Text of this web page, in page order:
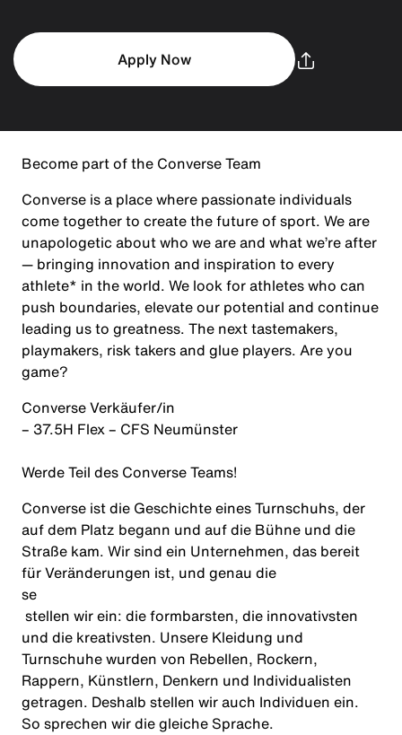
Apply Now
Become part of the Converse Team
Converse is a place where passionate individuals
come together to create the future of sport. We are
unapologetic about who we are and what we’re after
— bringing innovation and inspiration to every
athlete* in the world. We look for athletes who can
push boundaries, elevate our potential and continue
leading us to greatness. The next tastemakers,
playmakers, risk takers and glue players. Are you
game?
ConverseVerkäufer/in
– 37.5H Flex – CFS Neumünster
Werde Teil des Converse Teams!
Converse ist die Geschichte eines Turnschuhs, der
auf dem Platz begann und auf die Bühne und die
Straße kam. Wir sind ein Unternehmen, das bereit
für Veränderungen ist, und genau die
se
stellen wir ein: die formbarsten, die innovativsten
und die kreativsten. Unsere Kleidung und
Turnschuhe wurden von Rebellen, Rockern,
Rappern, Künstlern, Denkern und Individualisten
getragen. Deshalb stellen wir auch Individuen ein.
So sprechen wir die gleiche Sprache.